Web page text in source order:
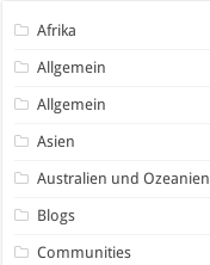
Afrika
Allgemein
Allgemein
Asien
Australien und Ozeanien
Blogs
Communities